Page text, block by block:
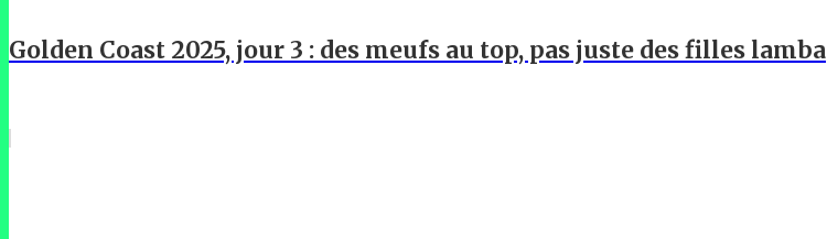
Golden Coast 2025, jour 3 : des meufs au top, pas juste des filles lamba